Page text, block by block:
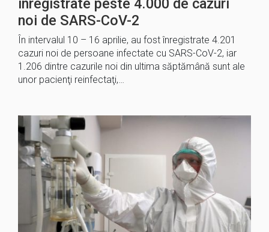
noi de SARS-CoV-2
În intervalul 10 – 16 aprilie, au fost înregistrate 4.201
cazuri noi de persoane infectate cu SARS-CoV-2, iar
1.206 dintre cazurile noi din ultima săptămână sunt ale
unor pacienţi reinfectaţi,…